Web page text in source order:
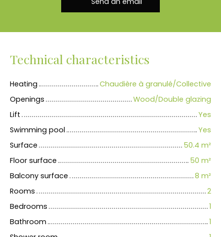
Technical characteristics
Heating
Chaudière à granulé/Collective
Openings
Wood/Double glazing
Lift
Yes
Swimming pool
Yes
Surface
50.4 m²
Floor surface
50 m²
Balcony surface
8 m²
Rooms
2
Bedrooms
1
Bathroom
1